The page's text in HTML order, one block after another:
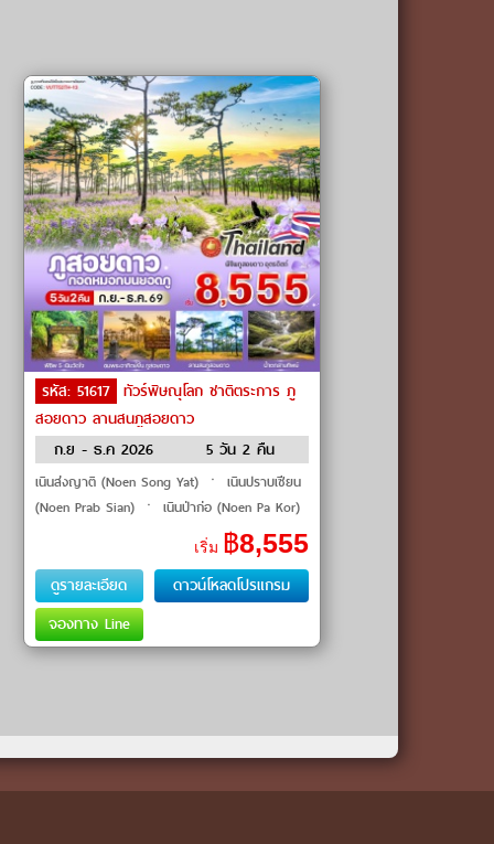
รหัส: 51617 ทัวร์พิษณุโลก ชาติตระการ ภู
สอยดาว ลานสนภูสอยดาว
ก.ย - ธ.ค 2026
5 วัน 2 คืน
เนินส่งญาติ (Noen Song Yat) ㆍ เนินปราบเซียน
(Noen Prab Sian) ㆍ เนินป่าก่อ (Noen Pa Kor)
ㆍ เนินเสือโคร่ง (Noen Suea Khrong) ㆍ เนิน
มรณะ (Noen Morana) ㆍ ลานสนภูสอย
เริ่ม ฿8,555
ดูรายละเอียด
ดาวน์โหลดโปรแกรม
จองทาง Line